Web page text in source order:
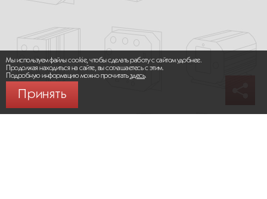
Мы используем файлы cookie, чтобы сделать работу с сайтом удобнее.
Продолжая находиться на сайте, вы соглашаетесь с этим.
Подробную информацию можно прочитатьздесь.
Принять